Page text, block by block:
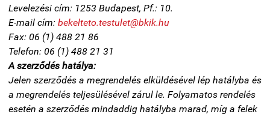
Levelezési cím: 1253 Budapest, Pf.: 10.
E-mail cím: bekelteto.testulet@bkik.hu
Fax: 06 (1) 488 21 86
Telefon: 06 (1) 488 21 31
A szerződés hatálya:
Jelen szerződés a megrendelés elküldésével lép hatályba és
a megrendelés teljesülésével zárul le. Folyamatos rendelés
esetén a szerződés mindaddig hatályba marad, míg a felek